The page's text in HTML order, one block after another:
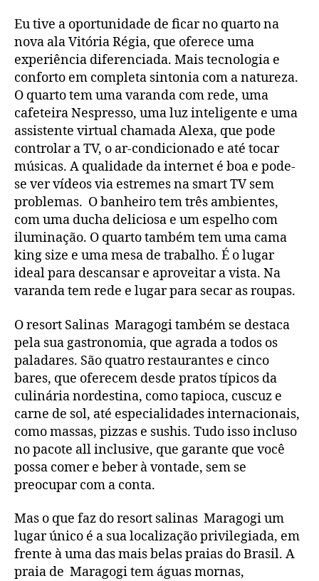
Eu tive a oportunidade de ficar no quarto na
nova ala Vitória Régia, que oferece uma
experiência diferenciada. Mais tecnologia e
conforto em completa sintonia com a natureza.
O quarto tem uma varanda com rede, uma
cafeteira Nespresso, uma luz inteligente e uma
assistente virtual chamada Alexa, que pode
controlar a TV, o ar-condicionado e até tocar
músicas. A qualidade da internet é boa e pode-
se ver vídeos via estremes na smart TV sem
problemas. O banheiro tem três ambientes,
com uma ducha deliciosa e um espelho com
iluminação. O quarto também tem uma cama
king size e uma mesa de trabalho. É o lugar
ideal para descansar e aproveitar a vista. Na
varanda tem rede e lugar para secar as roupas.
O resort Salinas Maragogi também se destaca
pela sua gastronomia, que agrada a todos os
paladares. São quatro restaurantes e cinco
bares, que oferecem desde pratos típicos da
culinária nordestina, como tapioca, cuscuz e
carne de sol, até especialidades internacionais,
como massas, pizzas e sushis. Tudo isso incluso
no pacote all inclusive, que garante que você
possa comer e beber à vontade, sem se
preocupar com a conta.
Mas o que faz do resort salinas Maragogi um
lugar único é a sua localização privilegiada, em
frente à uma das mais belas praias do Brasil. A
praia de Maragogi tem águas mornas,